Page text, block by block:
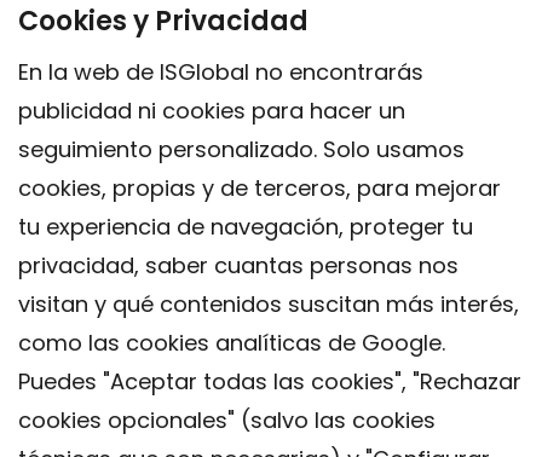
Cookies y Privacidad
En la web de ISGlobal no encontrarás
publicidad ni cookies para hacer un
seguimiento personalizado. Solo usamos
cookies, propias y de terceros, para mejorar
tu experiencia de navegación, proteger tu
privacidad, saber cuantas personas nos
visitan y qué contenidos suscitan más interés,
como las cookies analíticas de Google.
Puedes "Aceptar todas las cookies", "Rechazar
cookies opcionales" (salvo las cookies